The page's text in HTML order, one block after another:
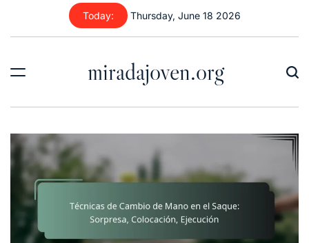
content
Today: Thursday, June 18 2026
miradajoven.org